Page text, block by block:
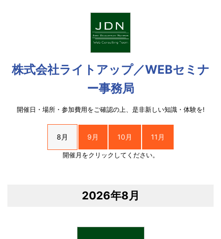
株式会社ライトアップ／WEBセミナ
ー事務局
開催日・場所・参加費用をご確認の上、是非新しい知識・体験を!
8月 9月 10月 11月
開催月をクリックしてください。
2026年8月